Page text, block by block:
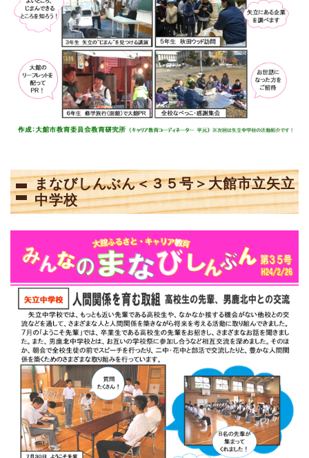
まなびしんぶん＜３５号＞大館市立矢立
中学校